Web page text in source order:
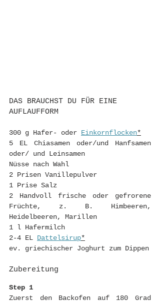
DAS BRAUCHST DU FÜR EINE
AUFLAUFFORM
300 g Hafer- oder Einkornflocken*
5 EL Chiasamen oder/und Hanfsamen
oder/ und Leinsamen
Nüsse nach Wahl
2 Prisen Vanillepulver
1 Prise Salz
2 Handvoll frische oder gefrorene
Früchte, z. B. Himbeeren,
Heidelbeeren, Marillen
1 l Hafermilch
2-4 EL Dattelsirup*
ev. griechischer Joghurt zum Dippen
Zubereitung
Step 1
Zuerst den Backofen auf 180 Grad